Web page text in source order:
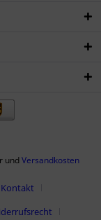
undVersandkosten
Kontakt